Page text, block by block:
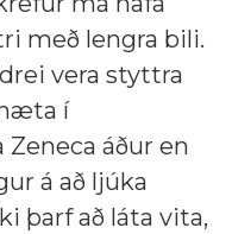
með lengra bili.
vera styttra
í
áður en
á að ljúka
þarf að láta vita,